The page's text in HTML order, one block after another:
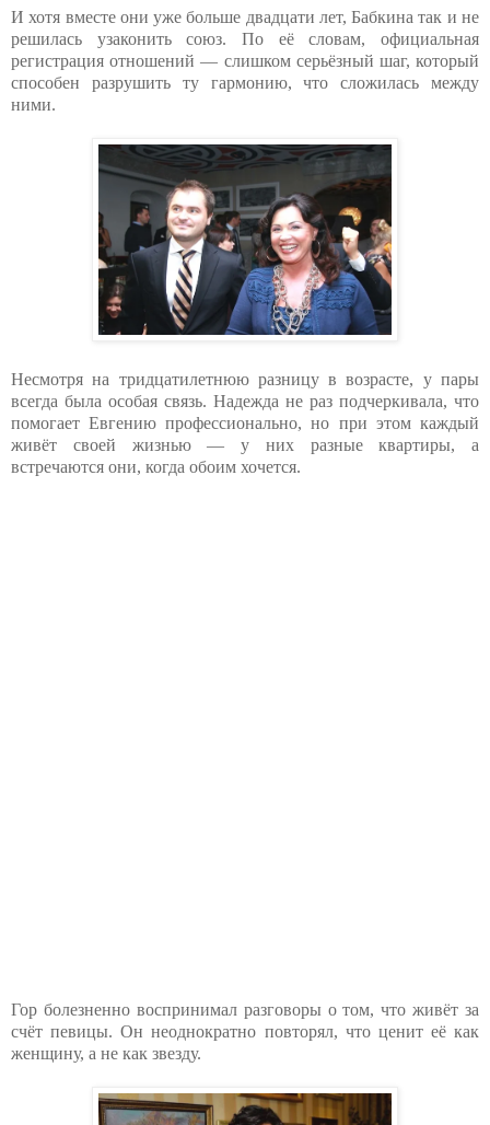
И хотя вместе они уже больше двадцати лет, Бабкина так и не
решилась узаконить союз. По её словам, официальная
регистрация отношений — слишком серьёзный шаг, который
способен разрушить ту гармонию, что сложилась между
ними.
Несмотря на тридцатилетнюю разницу в возрасте, у пары
всегда была особая связь. Надежда не раз подчеркивала, что
помогает Евгению профессионально, но при этом каждый
живёт своей жизнью — у них разные квартиры, а
встречаются они, когда обоим хочется.
Гор болезненно воспринимал разговоры о том, что живёт за
счёт певицы. Он неоднократно повторял, что ценит её как
женщину, а не как звезду.